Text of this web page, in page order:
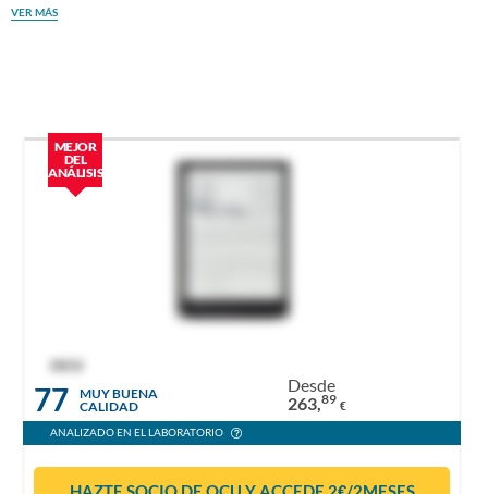
VER MÁS
MEJOR
DEL
ANÁLISIS
OCU
77
MUY BUENA
CALIDAD
Desde
263,89 €
ANALIZADO EN EL LABORATORIO